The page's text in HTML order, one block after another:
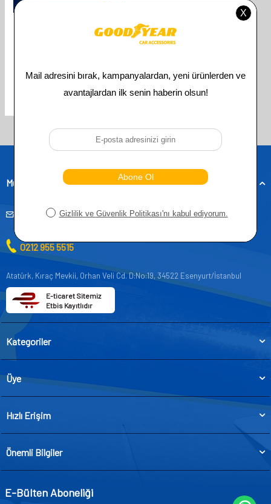
TAKIMI 2008-2022 SUV
TL
Toplam ürün bulunmaktadır.
Müşteri Hizmetleri
musteridestek@goodyearotoaksesuar.com.tr
0212 955 5515
Atatürk, Kıraç Mevkii, Orhan Veli Cd. D:No:19, 34522 Esenyurt/İstanbul
E-ticaret Sitemiz
Etbis Kayıtlıdır
Kategoriler
Üye
Hızlı Erişim
Önemli Bilgiler
E-Bülten Aboneliği